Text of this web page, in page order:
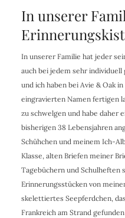
In unserer
In unserer Familie hat jeder
auch bei jedem sehr
und ich haben bei Avie & Oak
eingravierten Namen fertigen
zu schwelgen und habe daher
bisherigen 38 Lebensjahren
Schühchen und meinem Ich-
Klasse, alten Briefen meiner
Tagebüchern und Schulheften
Erinnerungsstücken von
skelettiertes Seepferdchen,
Frankreich am Strand